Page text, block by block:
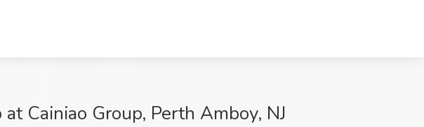
Cainiao Group, Perth Amboy, NJ